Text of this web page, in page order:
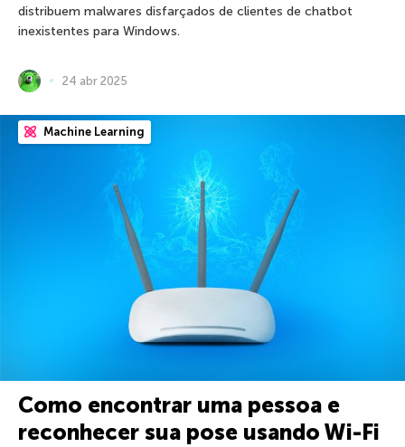
distribuem malwares disfarçados de clientes de chatbot
inexistentes para Windows.
24 abr 2025
Machine Learning
Como encontrar uma pessoa e
reconhecer sua pose usando Wi-Fi